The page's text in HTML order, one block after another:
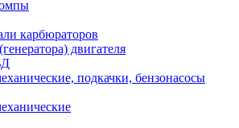
карбюраторов
двигателя
подкачки, бензонасосы